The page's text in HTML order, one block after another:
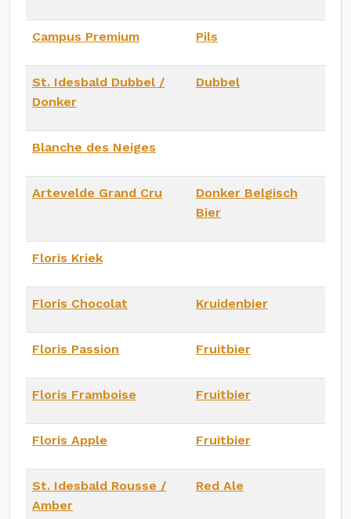
Campus Premium Pils
St. Idesbald Dubbel /
Donker
Dubbel
Blanche des Neiges
Artevelde Grand Cru
Donker Belgisch
Bier
Floris Kriek
Floris Chocolat Kruidenbier
Floris Passion Fruitbier
Floris Framboise Fruitbier
Floris Apple Fruitbier
St. Idesbald Rousse /
Amber
Red Ale